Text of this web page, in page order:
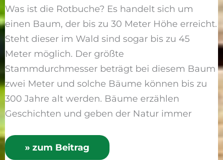
Was ist die Rotbuche? Es handelt sich um
einen Baum, der bis zu 30 Meter Höhe erreicht.
Steht dieser im Wald sind sogar bis zu 45
Meter möglich. Der größte
Stammdurchmesser beträgt bei diesem Baum
zwei Meter und solche Bäume können bis zu
300 Jahre alt werden. Bäume erzählen
Geschichten und geben der Natur immer
» zum Beitrag